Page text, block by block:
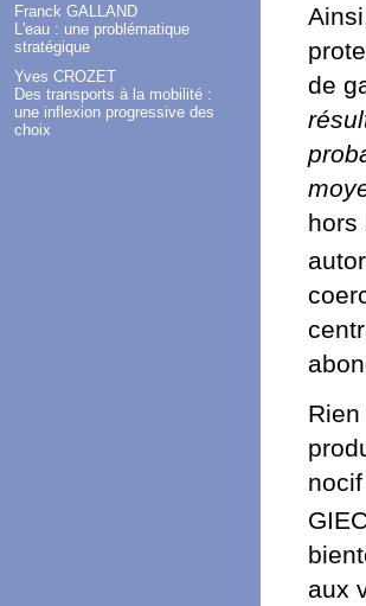
Franck GALLAND
L'eau : une problématique
stratégique
Yves CROZET
Des transports à la mobilité :
une inflexion progressive des
choix
de
hors
aux